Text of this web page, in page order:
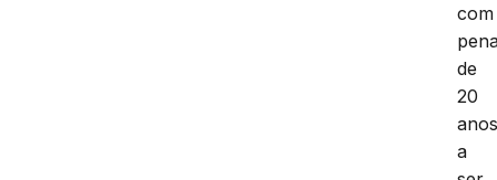
com
de
20
a